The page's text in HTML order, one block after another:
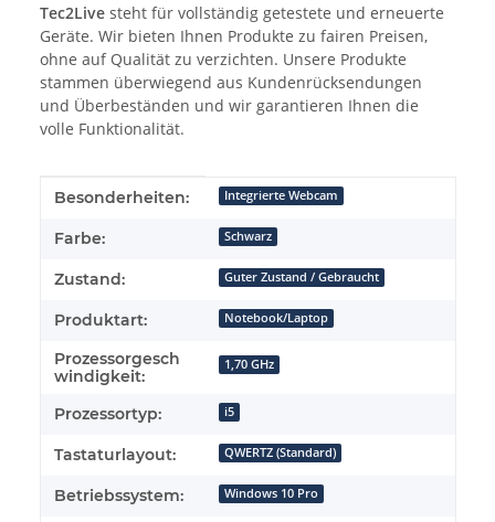
Tec2Live steht für vollständig getestete und erneuerte
Geräte. Wir bieten Ihnen Produkte zu fairen Preisen,
ohne auf Qualität zu verzichten. Unsere Produkte
stammen überwiegend aus Kundenrücksendungen
und Überbeständen und wir garantieren Ihnen die
volle Funktionalität.
Produkteigenschaft
Wert
Besonderheiten: Integrierte Webcam
Farbe: Schwarz
Zustand: Guter Zustand / Gebraucht
Produktart: Notebook/Laptop
Prozessorgesch
windigkeit:
1,70 GHz
Prozessortyp: i5
Tastaturlayout: QWERTZ (Standard)
Betriebssystem: Windows 10 Pro